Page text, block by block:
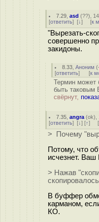
7.29 ,asd (??),
[ответить] [↓] [к
"Вырезать-
совершенно
закидоны.
8.33 ,Аноним (
[ответить] [к
Термин может
быть таковым
свёрнут,
7.35 ,angra (ok),
[ответить] [↓] [↑] [
> Почему
Потому, что
исчезнет. Ваш
> Нажав
В буффер
карманом,
КО.